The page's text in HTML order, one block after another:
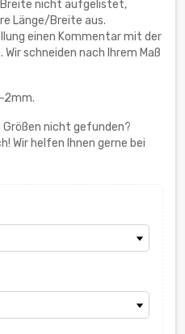
nicht aufgelistet,
Länge/Breite aus.
einen Kommentar mit der
schneiden nach Ihrem Maß
2mm.
Größen nicht gefunden?
Wir helfen Ihnen gerne bei